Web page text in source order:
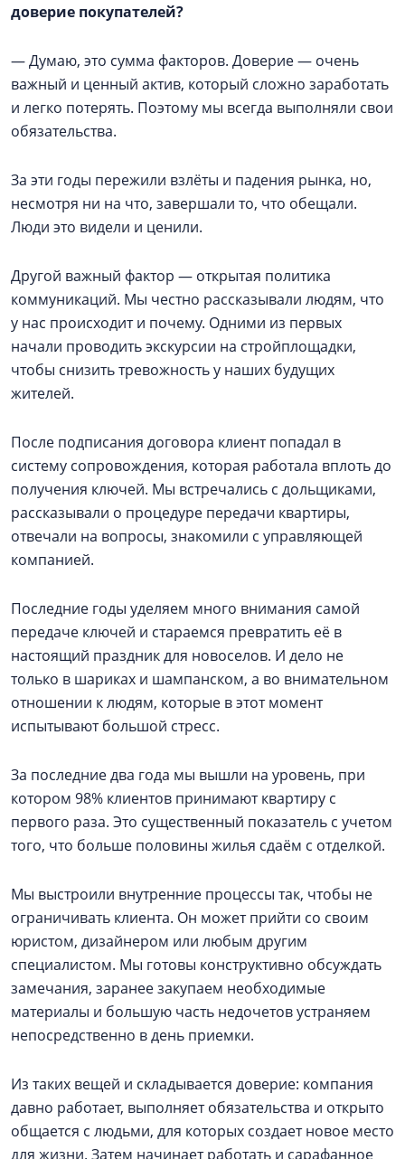
доверие покупателей?
— Думаю, это сумма факторов. Доверие — очень
важный и ценный актив, который сложно заработать
и легко потерять. Поэтому мы всегда выполняли свои
обязательства.
За эти годы пережили взлёты и падения рынка, но,
несмотря ни на что, завершали то, что обещали.
Люди это видели и ценили.
Другой важный фактор — открытая политика
коммуникаций. Мы честно рассказывали людям, что
у нас происходит и почему. Одними из первых
начали проводить экскурсии на стройплощадки,
чтобы снизить тревожность у наших будущих
жителей.
После подписания договора клиент попадал в
систему сопровождения, которая работала вплоть до
получения ключей. Мы встречались с дольщиками,
рассказывали о процедуре передачи квартиры,
отвечали на вопросы, знакомили с управляющей
компанией.
Последние годы уделяем много внимания самой
передаче ключей и стараемся превратить её в
настоящий праздник для новоселов. И дело не
только в шариках и шампанском, а во внимательном
отношении к людям, которые в этот момент
испытывают большой стресс.
За последние два года мы вышли на уровень, при
котором 98% клиентов принимают квартиру с
первого раза. Это существенный показатель с учетом
того, что больше половины жилья сдаём с отделкой.
Мы выстроили внутренние процессы так, чтобы не
ограничивать клиента. Он может прийти со своим
юристом, дизайнером или любым другим
специалистом. Мы готовы конструктивно обсуждать
замечания, заранее закупаем необходимые
материалы и большую часть недочетов устраняем
непосредственно в день приемки.
Из таких вещей и складывается доверие: компания
давно работает, выполняет обязательства и открыто
общается с людьми, для которых создает новое место
для жизни. Затем начинает работать и сарафанное